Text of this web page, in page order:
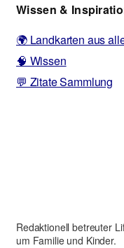
Wissen &
🌍 Landkarten aus
🧠 Wissen
💬 Zitate Sammlung
Redaktionell betreuter
um Familie und Kinder.